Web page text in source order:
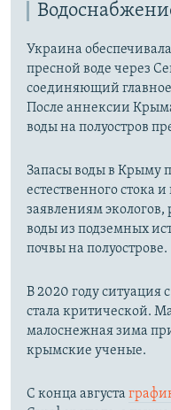
Украина
пресной воде через
соединяющий главное
После аннексии
воды на полуостров
Запасы воды в Крыму
естественного стока
заявлениям экологов,
воды из подземных
почвы на полуострове.
В 2020 году
стала критической.
малоснежная зима
крымские ученые.
С конца августа